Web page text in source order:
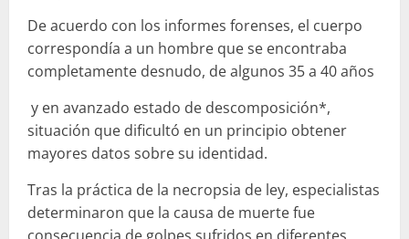
De acuerdo con los informes forenses, el cuerpo
correspondía a un hombre que se encontraba
completamente desnudo, de algunos 35 a 40 años
y en avanzado estado de descomposición*,
situación que dificultó en un principio obtener
mayores datos sobre su identidad.
Tras la práctica de la necropsia de ley, especialistas
determinaron que la causa de muerte fue
consecuencia de golpes sufridos en diferentes